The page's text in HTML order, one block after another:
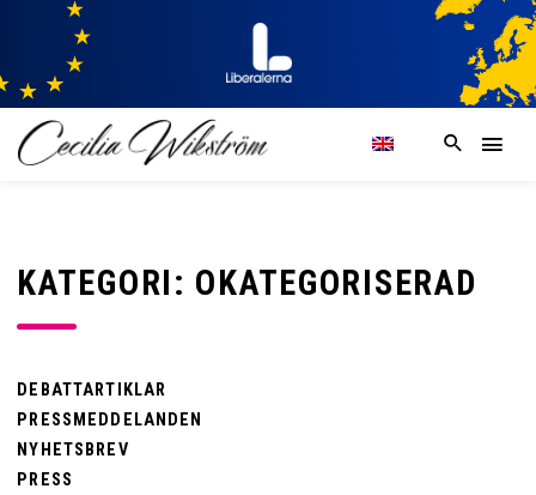
KATEGORI: OKATEGORISERAD
DEBATTARTIKLAR
PRESSMEDDELANDEN
NYHETSBREV
PRESS